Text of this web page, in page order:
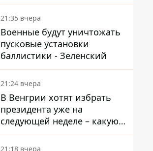
21:35 вчера
Военные будут уничтожать
пусковые установки
баллистики - Зеленский
21:24 вчера
В Венгрии хотят избрать
президента уже на
следующей неделе – какую
дату предлагают
21:18 вчера